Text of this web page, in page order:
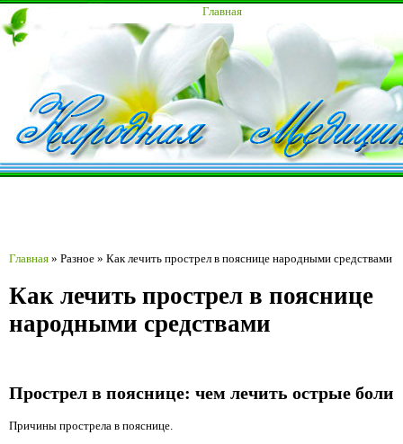
Главная
Главная » Разное » Как лечить прострел в пояснице народными средствами
Как лечить прострел в пояснице
народными средствами
Прострел в пояснице: чем лечить острые боли
Причины прострела в пояснице.